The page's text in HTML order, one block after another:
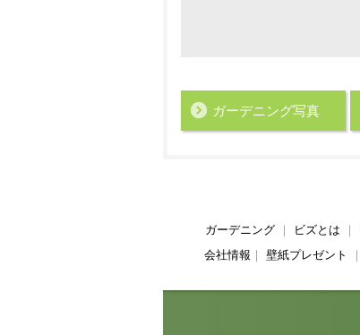
ガーデニング写真
ガーデニング｜ ビズとは
会社情報
壁紙プレゼント